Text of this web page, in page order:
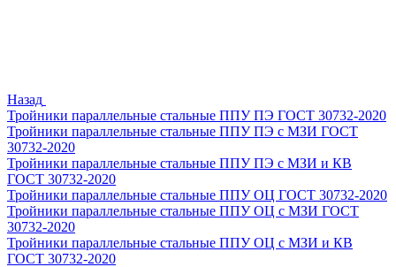
Назад
Тройники параллельные стальные ППУ ПЭ ГОСТ 30732-2020
Тройники параллельные стальные ППУ ПЭ с МЗИ ГОСТ
30732-2020
Тройники параллельные стальные ППУ ПЭ с МЗИ и КВ
ГОСТ 30732-2020
Тройники параллельные стальные ППУ ОЦ ГОСТ 30732-2020
Тройники параллельные стальные ППУ ОЦ с МЗИ ГОСТ
30732-2020
Тройники параллельные стальные ППУ ОЦ с МЗИ и КВ
ГОСТ 30732-2020